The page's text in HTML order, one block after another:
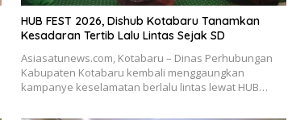
HUB FEST 2026, Dishub Kotabaru Tanamkan
Kesadaran Tertib Lalu Lintas Sejak SD
Asiasatunews.com, Kotabaru – Dinas Perhubungan
Kabupaten Kotabaru kembali menggaungkan
kampanye keselamatan berlalu lintas lewat HUB…